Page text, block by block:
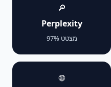
🔎
Perplexity
מצטט 97%
🌐